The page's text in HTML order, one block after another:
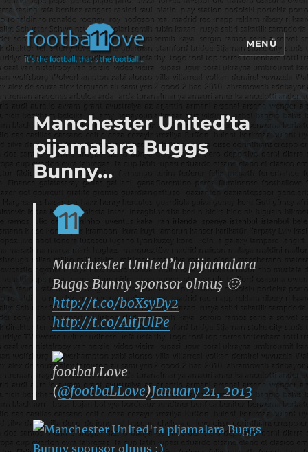
footbaLLove
MENÜ
Manchester United’ta
pijamalara Buggs
Bunny…
Manchester United’ta pijamalara
Buggs Bunny sponsor olmuş 🙂
http://t.co/boXsyDy2
http://t.co/AitJUlPe
footbaLLove
(@footbaLLove)January 21, 2013